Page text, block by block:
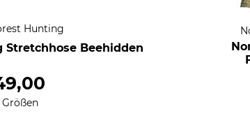
Hunting
Beehidden
Größen